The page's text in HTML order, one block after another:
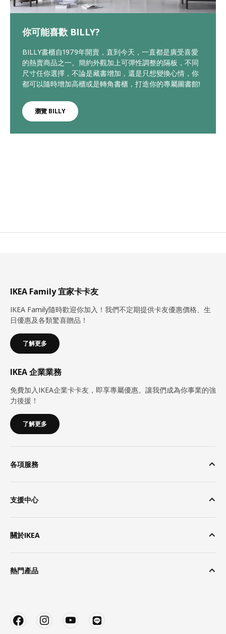
你可能喜歡 BILLY?
BILLY書櫃自1979年開賣，直到今天，一直都是廣受喜愛
的熱賣商品之一。簡約外觀加上可彈性調整的隔板，不同
尺寸任你選擇，不論是藏書增加，還是只想變換心情，你
都可以隨時增加高櫃或是轉角書櫃，打造你的專屬圖書館!
瀏覽 BILLY
IKEA Family 宜家卡卡友
IKEA Family隨時歡迎你加入！我們不定期提供卡友優惠價格、生
日優惠及各類驚喜贈品！
了解更多
IKEA 企業業務
免費加入IKEA企業卡卡友，即享專屬優惠。讓我們成為你事業的強
力後援！
了解更多
各項服務
支援中心
關於IKEA
熱門產品